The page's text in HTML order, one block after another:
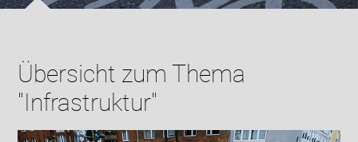
Übersicht zum Thema
"Infrastruktur"